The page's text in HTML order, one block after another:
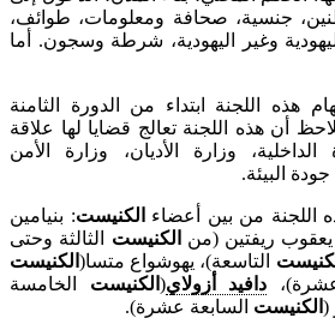
جنسية، صحافة ومعلومات، طوائف،
وغير اليهودية، شرطة وسجون. أما
هذه اللجنة ابتداء من الدورة الثامنة
أن هذه اللجنة تعالج قضايا لها علاقة
الداخلية، وزارة الأديان، وزارة الأمن
البيئة.
اللجنة من بين أعضاء الكنيست: بنيامين
يعقوب ريفتين (من الكنيست الثالثة وحتى
التاسعة)، يهوشواع متسا( الكنيست
عشرة)، دافيد أزولاي( الكنيست الخامسة
( الكنيست السابعة عشرة).